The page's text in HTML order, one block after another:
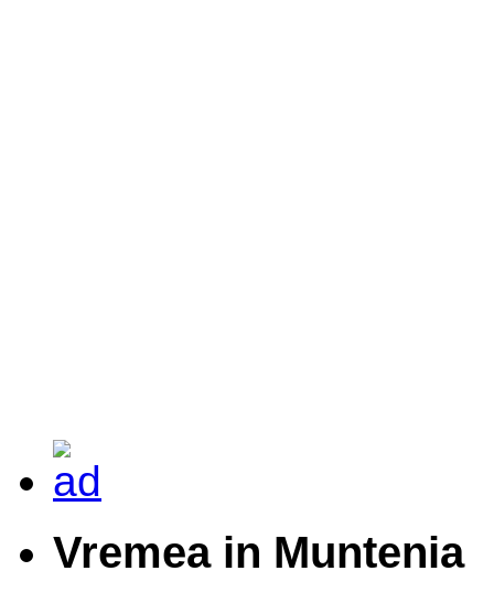
Vremea in Muntenia